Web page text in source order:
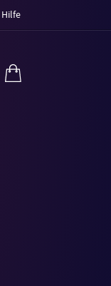
Hilfe